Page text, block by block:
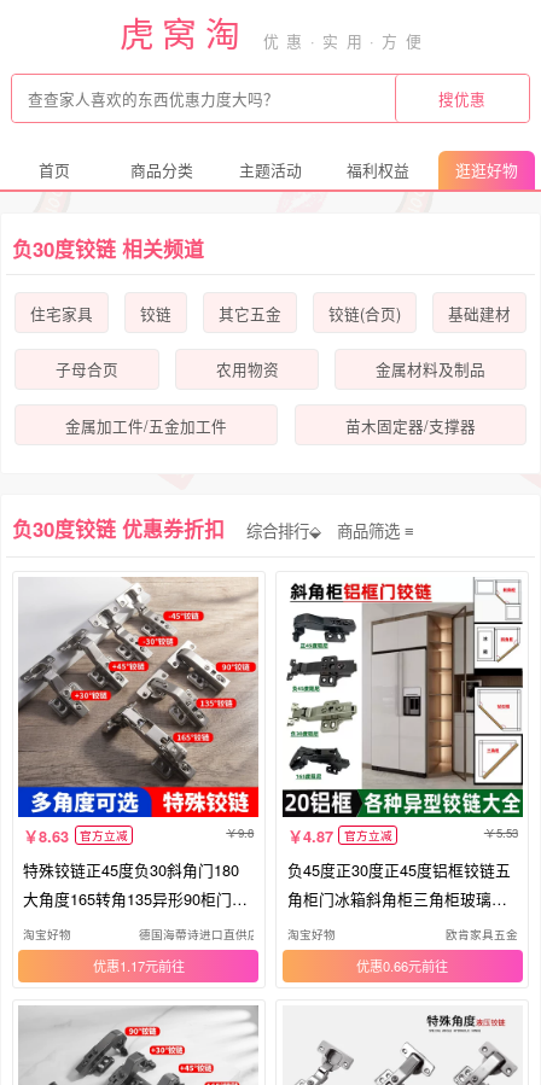
虎窝淘
首页 商品分类 主题活动 福利权益 逛逛好物
负30度铰链 相关频道
住宅家具 铰链 其它五金 铰链(合页) 基础建材
子母合页 农用物资 金属材料及制品
金属加工件/五金加工件 苗木固定器/支撑器
负30度铰链 优惠券折扣 综合排行⬙ 商品筛选
8.63 官方立减 9.8
特殊铰链正45度负30斜角门180
大角度165转角135异形90柜门27
0合页
淘宝好物 德国海蔕诗进口直供店
优惠1.17元
4.87 官方立减 5.53
负45度正30度正45度铝框铰链五
角柜门冰箱斜角柜三角柜玻璃门
铰链
淘宝好物 欧肯家具五金
优惠0.66元